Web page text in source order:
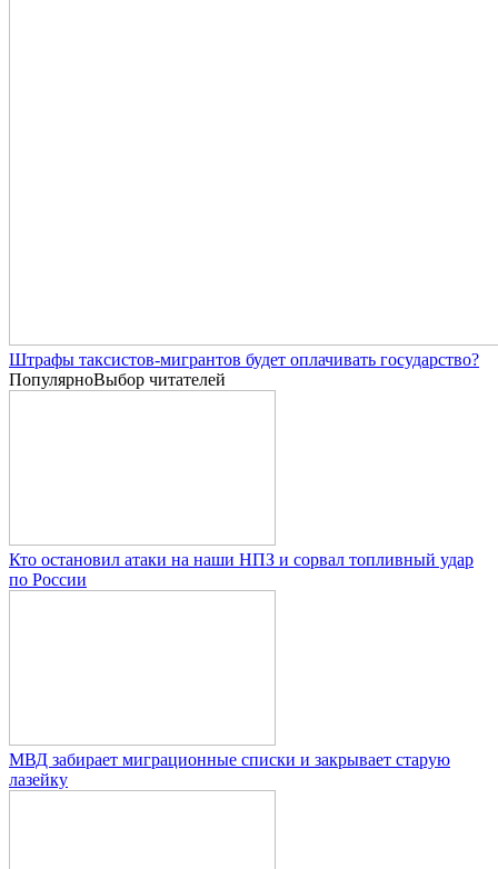
Штрафы таксистов-мигрантов будет оплачивать государство?
ПопулярноВыбор читателей
Кто остановил атаки на наши НПЗ и сорвал топливный удар
по России
МВД забирает миграционные списки и закрывает старую
лазейку